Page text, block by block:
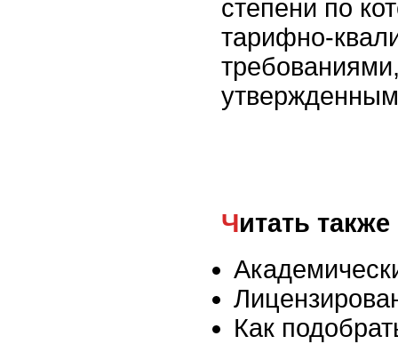
степени по
тарифно-
Читать также
Как